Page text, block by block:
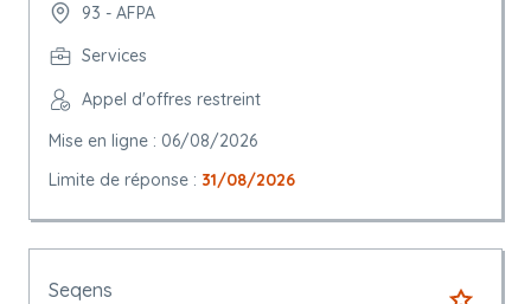
93 - AFPA
Services
Appel d'offres restreint
Mise en ligne : 06/08/2026
Limite de réponse : 31/08/2026
Seqens